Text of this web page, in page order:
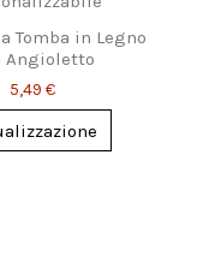
Tomba in Legno
Angioletto
5,49 €